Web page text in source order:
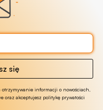
się
otrzymywanie informacji o nowościach,
oraz akceptujesz politykę prywatości